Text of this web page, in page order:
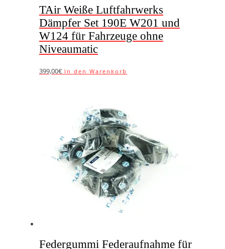
TAir Weiße Luftfahrwerks
Dämpfer Set 190E W201 und
W124 für Fahrzeuge ohne
Niveaumatic
399,00€ In den Warenkorb
Federgummi Federaufnahme für